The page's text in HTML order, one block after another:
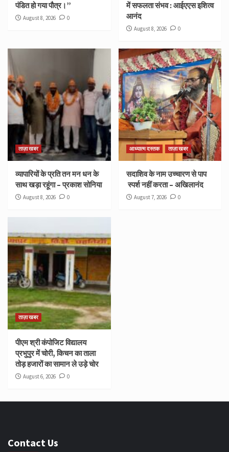
पंडित हो गया पौत्र।”
August 8, 2026 0
में सफलता संभव : आईएएस इशित्व
आनंद
August 8, 2026 0
ताज़ा खबर
व्यापारियों के प्रति तन मन धन के
साथ खड़ा रहूंगा – प्रकाश सोनिया
August 8, 2026 0
आध्यात्म दस्तक ताज़ा खबर
सदाशिव के नाम उच्चारण से पाप
स्पर्श नहीं करता – अखिलानंद
August 7, 2026 0
ताज़ा खबर
पीएम श्री कंपोजिट विद्यालय
प्रभुपुर में चोरी, किचन का ताला
तोड़ हजारों का सामान ले उड़े चोर
August 6, 2026 0
Contact Us